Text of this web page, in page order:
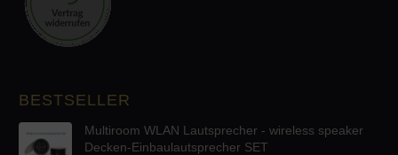
BESTSELLER
Multiroom WLAN Lautsprecher - wireless speaker
Decken-Einbaulautsprecher SET